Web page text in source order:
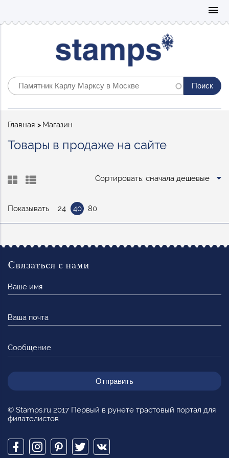
menu
Строка
Главная Магазин
Товары в продаже на сайте
Сортировать: сначала дешевые
Показывать 24 40 80
© Stamps.ru 2017 Первый в рунете трастовый портал для
филателистов
Связаться с нами
имя
почта
Сообщение